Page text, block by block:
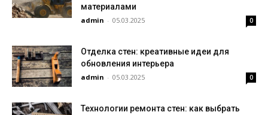
материалами
admin - 05.03.2025 0
Отделка стен: креативные идеи для
обновления интерьера
admin - 05.03.2025 0
Технологии ремонта стен: как выбрать